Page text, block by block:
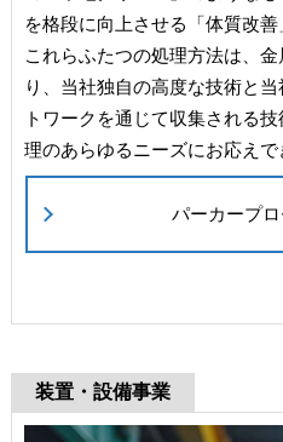
を格段に向上させる「体質改善
これらふたつの処理方法は、
り、当社独自の高度な技術と
トワークを通じて収集される
理のあらゆるニーズにお応えで
パーカープ
装置・設備事業